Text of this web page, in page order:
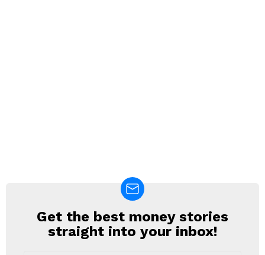
NEWSLETTER
Get the best money stories
straight into your inbox!